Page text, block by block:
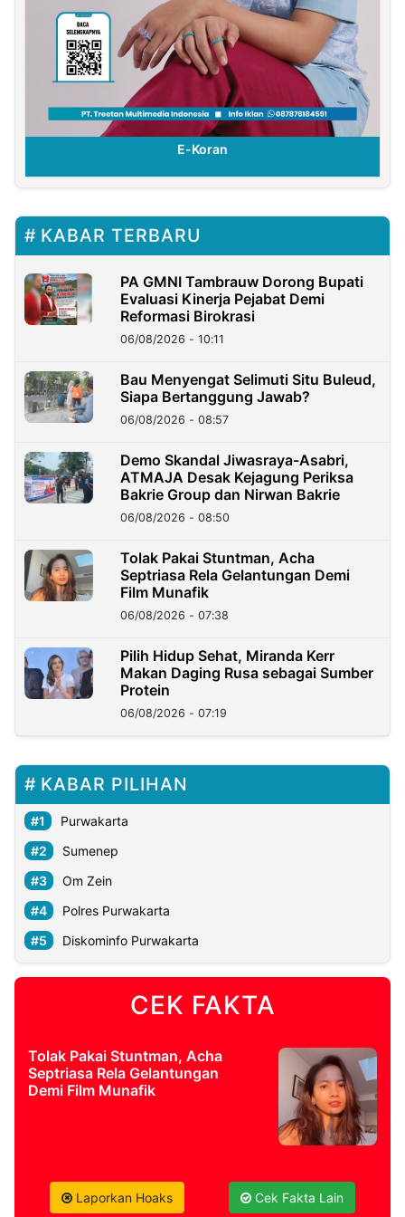
E-Koran
KABAR TERBARU
PA GMNI Tambrauw Dorong Bupati
Evaluasi Kinerja Pejabat Demi
Reformasi Birokrasi
06/08/2026 - 10:11
Bau Menyengat Selimuti Situ Buleud,
Siapa Bertanggung Jawab?
06/08/2026 - 08:57
Demo Skandal Jiwasraya-Asabri,
ATMAJA Desak Kejagung Periksa
Bakrie Group dan Nirwan Bakrie
06/08/2026 - 08:50
Tolak Pakai Stuntman, Acha
Septriasa Rela Gelantungan Demi
Film Munafik
06/08/2026 - 07:38
Pilih Hidup Sehat, Miranda Kerr
Makan Daging Rusa sebagai Sumber
Protein
06/08/2026 - 07:19
KABAR PILIHAN
Purwakarta
Sumenep
Om Zein
Polres Purwakarta
Diskominfo Purwakarta
CEK FAKTA
Tolak Pakai Stuntman, Acha
Septriasa Rela Gelantungan
Demi Film Munafik
Laporkan Hoaks Cek Fakta Lain